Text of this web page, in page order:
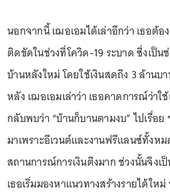
นอกจากนี้ เฌอเอมได้เล่าอีกว่า เธอต้อ
ติดขัดในช่วงที่โควิด-19 ระบาด ซึ่งเป็
บ้านหลังใหม่ โดยใช้เงินสดถึง 3 ล้านบ
หลัง เฌอเอมเล่าว่า เธอคาดการณ์ว่าใ
กลับพบว่า “บ้านก็บานตามงบ” ไปเรื่อย
มาเพราะอีเวนต์และงานฟรีแลนซ์ทั้งห
สถานการณ์การเงินตึงมาก ช่วงนั้นจึง
เธอเริ่มมองหาแนวทางสร้างรายได้ให